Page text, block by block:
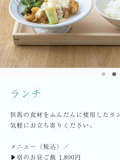
ランチ
但馬の食材をふんだんに使用したラ
気軽にお立ち寄りください。
メニュー（税込）／
▶︎宿のお昼ご飯 1,800円